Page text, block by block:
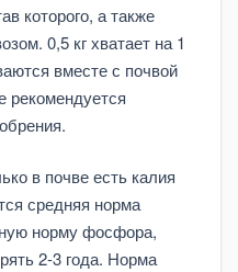
которого, а также
0,5 кг хватает на 1
вместе с почвой
рекомендуется
в почве есть калия
средняя норма
норму фосфора,
2-3 года. Норма